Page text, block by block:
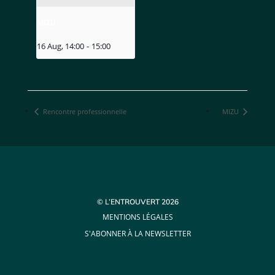
16 Aug, 14:00 - 15:00
Rencontre professionnelle MIZU
© L’ENTROUVERT 2026
MENTIONS LÉGALES
S'ABONNER À LA NEWSLETTER